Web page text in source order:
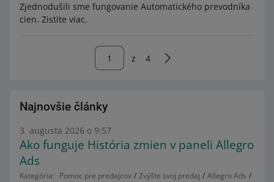
Zjednodušili sme fungovanie Automatického prevodníka
cien. Zistite viac.
z 4
Najnovšie články
3. augusta 2026 o 9:57
Ako funguje História zmien v paneli Allegro
Ads
Kategória: Pomoc pre predajcov Zvýšte svoj predaj
Allegro Ads